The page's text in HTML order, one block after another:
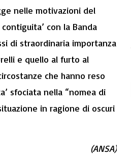
nelle motivazioni del
con la Banda
di straordinaria importanza
e quello al furto al
che hanno reso
sfociata nella “nomea di
in ragione di oscuri
(ANSA)